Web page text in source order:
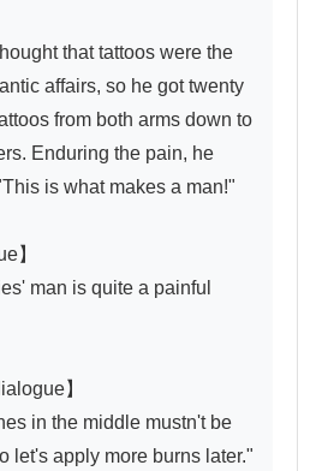
affairs, so he got twenty
from both arms down to
Enduring the pain, he
is what makes a man!"
】
man is quite a painful
】
in the middle mustn't be
let's apply more burns later."